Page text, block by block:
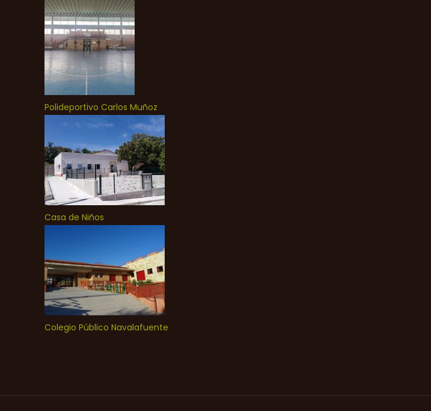
Polideportivo Carlos Muñoz
Casa de Niños
Colegio Público Navalafuente